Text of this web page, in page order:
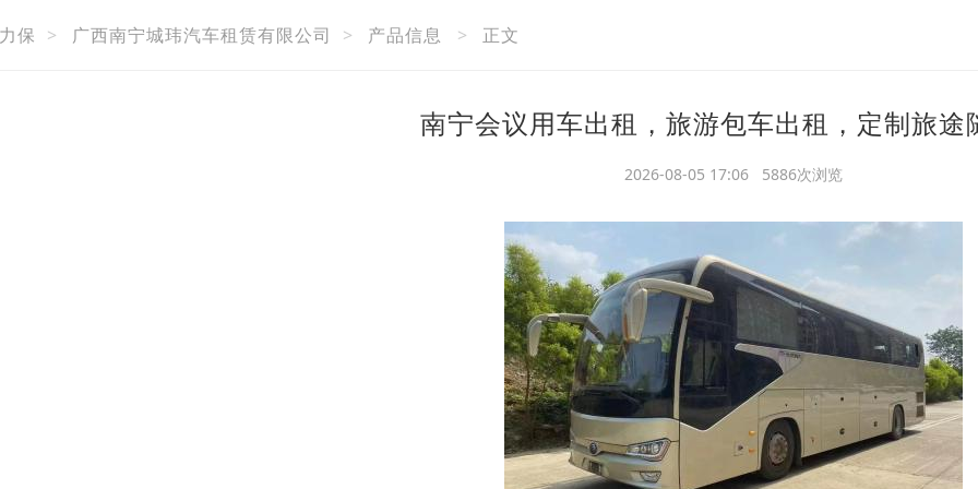
保 > 广西南宁城玮汽车租赁有限公司 > 产品信息 > 正文
南宁会议用车出租，旅游包车出租，定制旅途
2026-08-05 17:06 5886次浏览